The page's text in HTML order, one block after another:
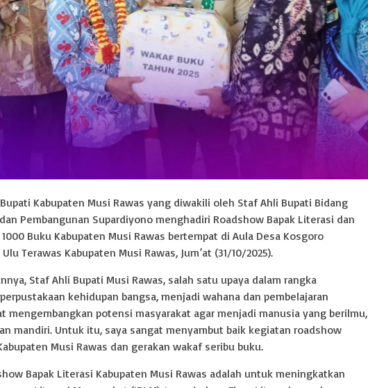
Bupati Kabupaten Musi Rawas yang diwakili oleh Staf Ahli Bupati Bidang
Pembangunan Supardiyono menghadiri Roadshow Bapak Literasi dan
Buku Kabupaten Musi Rawas bertempat di Aula Desa Kosgoro
Terawas Kabupaten Musi Rawas, Jum’at (31/10/2025).
Staf Ahli Bupati Musi Rawas, salah satu upaya dalam rangka
kehidupan bangsa, menjadi wahana dan pembelajaran
mengembangkan potensi masyarakat agar menjadi manusia yang berilmu,
mandiri. Untuk itu, saya sangat menyambut baik kegiatan roadshow
Musi Rawas dan gerakan wakaf seribu buku.
Bapak Literasi Kabupaten Musi Rawas adalah untuk meningkatkan